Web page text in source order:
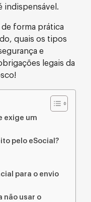
indispensável.
forma prática
quais os tipos
e
legais da
exige um
pelo eSocial?
para o envio
não usar o